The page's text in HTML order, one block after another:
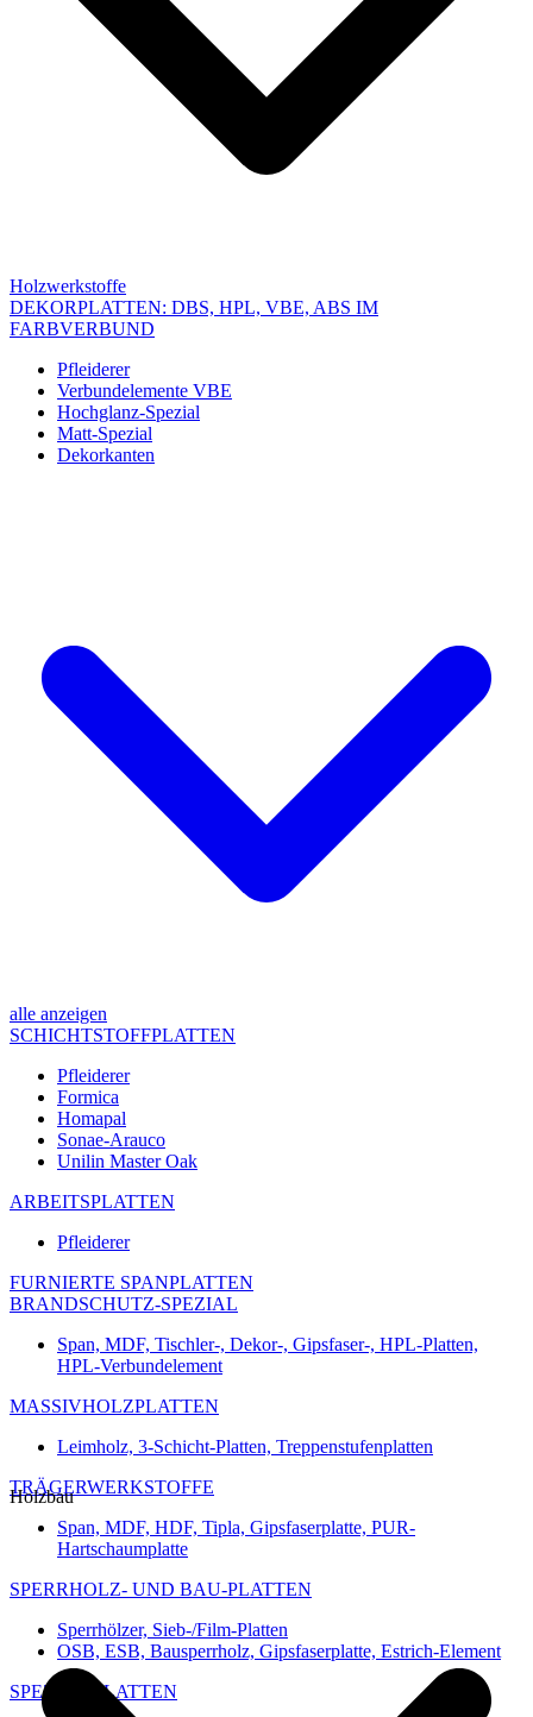
Holzwerkstoffe
DEKORPLATTEN: DBS, HPL, VBE, ABS IM
FARBVERBUND
Pfleiderer
Verbundelemente VBE
Hochglanz-Spezial
Matt-Spezial
Dekorkanten
alle anzeigen
SCHICHTSTOFFPLATTEN
Pfleiderer
Formica
Homapal
Sonae-Arauco
Unilin Master Oak
ARBEITSPLATTEN
Pfleiderer
FURNIERTE SPANPLATTEN
BRANDSCHUTZ-SPEZIAL
Span, MDF, Tischler-, Dekor-, Gipsfaser-, HPL-Platten,
HPL-Verbundelement
MASSIVHOLZPLATTEN
Leimholz, 3-Schicht-Platten, Treppenstufenplatten
TRÄGERWERKSTOFFE
Span, MDF, HDF, Tipla, Gipsfaserplatte, PUR-
Hartschaumplatte
SPERRHOLZ- UND BAU-PLATTEN
Sperrhölzer, Sieb-/Film-Platten
OSB, ESB, Bausperrholz, Gipsfaserplatte, Estrich-Element
SPEZIAL-PLATTEN
Holzbau